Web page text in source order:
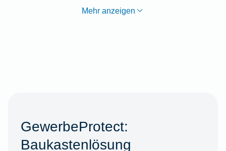
Mehr anzeigen
GewerbeProtect:
Baukastenlösung